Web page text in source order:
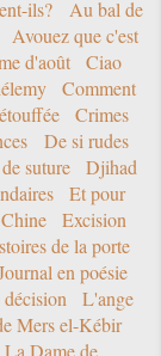
ils?
Au bal de
Avouez que c'est
d'août
Ciao
Comment
Crimes
De si rudes
suture
Djihad
Et pour
Excision
de la porte
en poésie
L'ange
Mers el-Kébir
La Dame de